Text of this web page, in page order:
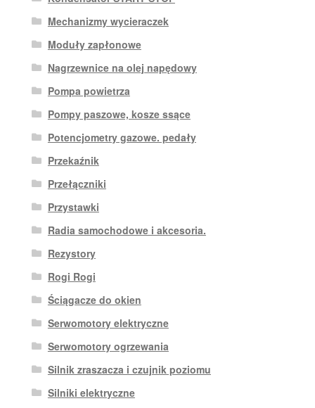
Mechanizmy wycieraczek
Moduły zapłonowe
Nagrzewnice na olej napędowy
Pompa powietrza
Pompy paszowe, kosze ssące
Potencjometry gazowe. pedały
Przekaźnik
Przełączniki
Przystawki
Radia samochodowe i akcesoria.
Rezystory
Rogi Rogi
Ściągacze do okien
Serwomotory elektryczne
Serwomotory ogrzewania
Silnik zraszacza i czujnik poziomu
Silniki elektryczne